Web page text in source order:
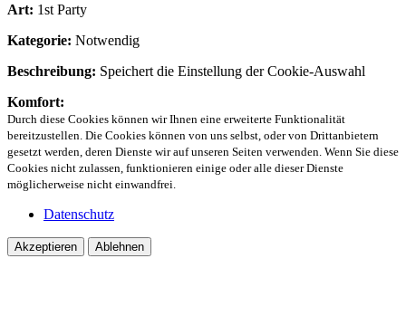
Art: 1st Party
Kategorie: Notwendig
Beschreibung: Speichert die Einstellung der Cookie-Auswahl
Komfort:
Durch diese Cookies können wir Ihnen eine erweiterte Funktionalität
bereitzustellen. Die Cookies können von uns selbst, oder von Drittanbietern
gesetzt werden, deren Dienste wir auf unseren Seiten verwenden. Wenn Sie diese
Cookies nicht zulassen, funktionieren einige oder alle dieser Dienste
möglicherweise nicht einwandfrei.
Datenschutz
Akzeptieren Ablehnen